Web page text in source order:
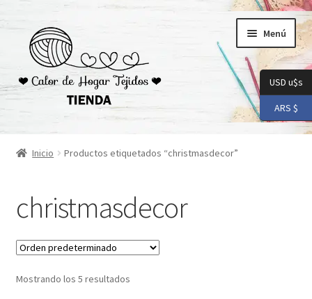
navegación
contenido
Menú
Inicio
Checkout
Conoceme
Preguntas Frecuentes
Inicio Productos etiquetados “christmasdecor”
christmasdecor
Mostrando los 5 resultados
USD u$s
ARS $